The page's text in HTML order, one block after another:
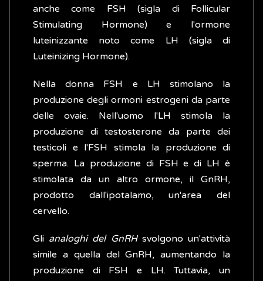
anche come FSH (sigla di Follicular
Stimulating Hormone) e l'ormone
luteinizzante noto come LH (sigla di
Luteinizing Hormone).
Nella donna FSH e LH stimolano la
produzione degli ormoni estrogeni da parte
delle ovaie. Nell'uomo l'LH stimola la
produzione di testosterone da parte dei
testicoli e l'FSH stimola la produzione di
sperma. La produzione di FSH e di LH è
stimolata da un altro ormone, il GnRH,
prodotto dall'ipotalamo, un'area del
cervello.
Gli analoghi del GnRHsvolgono un'attività
simile a quella del GnRH, aumentando la
produzione di FSH e LH. Tuttavia, un